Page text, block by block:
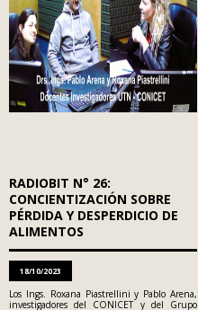
RADIOBIT N° 26:
CONCIENTIZACIÓN SOBRE
PÉRDIDA Y DESPERDICIO DE
ALIMENTOS
18/10/2023
Los Ings. Roxana Piastrellini y Pablo Arena,
investigadores del CONICET y del Grupo